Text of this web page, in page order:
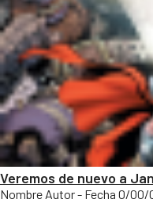
Veremos de nuevo a
Nombre Autor - Fecha 0/00/